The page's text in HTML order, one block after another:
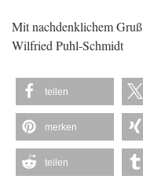
Mit nachdenklichem Gruß
Wilfried Puhl-Schmidt
teilen
merken
teilen